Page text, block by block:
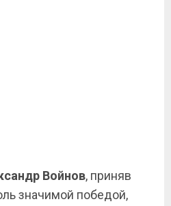
Войнов, приняв
значимой победой,